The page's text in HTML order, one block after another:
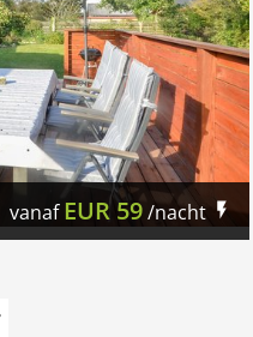
vanaf EUR59/nacht